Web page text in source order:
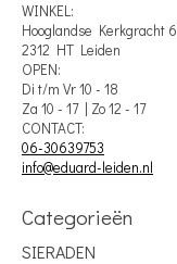
WINKEL:
Hooglandse Kerkgracht 6
2312 HT Leiden
OPEN:
Di t/m Vr 10 - 18
Za 10 - 17 | Zo 12 - 17
CONTACT:
06-30639753
info@eduard-leiden.nl
Categorieën
SIERADEN